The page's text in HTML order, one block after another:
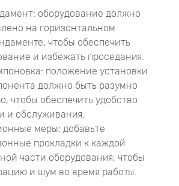
оборудование должно
на горизонтальном
чтобы обеспечить
и избежать проседания.
положение установки
должно быть разумно
чтобы обеспечить удобство
и обслуживания.
меры: добавьте
прокладки к каждой
части оборудования, чтобы
и шум во время работы.